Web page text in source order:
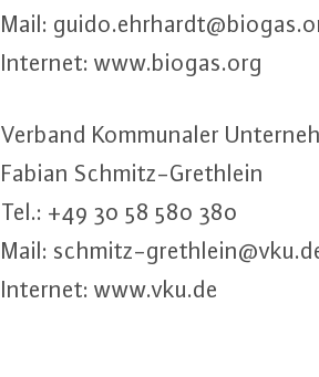
Mail:
Internet: www.​biogas.​org
Verband Kom­mu­na­ler
Fabian Schmitz-Greth­lein
Tel.: +49 30 58 580 380
Mail: schmitz-
Internet: www.​vku.​de